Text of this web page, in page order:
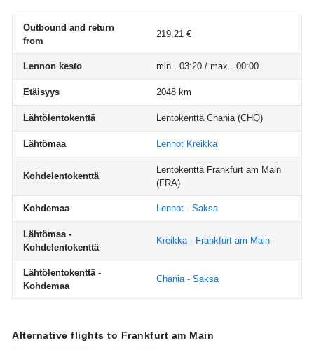
Outbound and return
from
219,21 €
Lennon kesto min.. 03:20 / max.. 00:00
Etäisyys 2048 km
Lähtölentokenttä Lentokenttä Chania(CHQ)
Lähtömaa Lennot Kreikka
Kohdelentokenttä
Lentokenttä Frankfurt am Main
(FRA)
Kohdemaa Lennot - Saksa
Lähtömaa -
Kohdelentokenttä
Kreikka - Frankfurt am Main
Lähtölentokenttä -
Kohdemaa
Chania - Saksa
Alternative flights to Frankfurt am Main